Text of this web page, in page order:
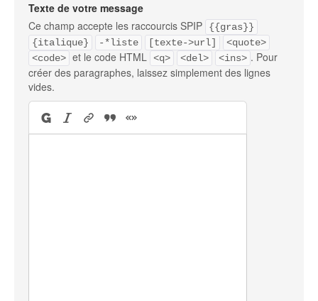
Texte de votre message
Ce champ accepte les raccourcis SPIP
{{gras}}
{italique}
-*liste [texte->url]
<quote>
<code> et le code HTML <q> <del> <ins> . Pour
créer des paragraphes, laissez simplement des lignes
vides.